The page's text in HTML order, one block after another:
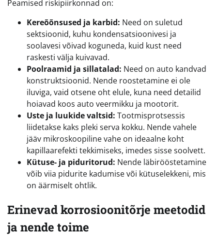
Peamised riskipiirkonnad on:
Kereõõnsused ja karbid: Need on suletud
sektsioonid, kuhu kondensatsioonivesi ja
soolavesi võivad koguneda, kuid kust need
raskesti välja kuivavad.
Poolraamid ja sillatalad: Need on auto kandvad
konstruktsioonid. Nende roostetamine ei ole
iluviga, vaid otsene oht elule, kuna need detailid
hoiavad koos auto veermikku ja mootorit.
Uste ja luukide valtsid: Tootmisprotsessis
liidetakse kaks pleki serva kokku. Nende vahele
jääv mikroskoopiline vahe on ideaalne koht
kapillaarefekti tekkimiseks, imedes sisse soolvett.
Kütuse- ja piduritorud: Nende läbirööstetamine
võib viia pidurite kadumise või kütuselekkeni, mis
on äärmiselt ohtlik.
Erinevad korrosioonitõrje meetodid
ja nende toime